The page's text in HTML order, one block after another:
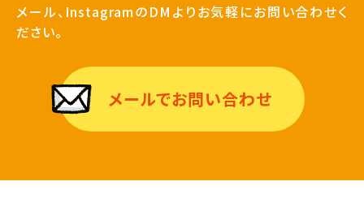
メール、InstagramのDMよりお気軽にお問い合わせく
ださい。
メールでお問い合わせ